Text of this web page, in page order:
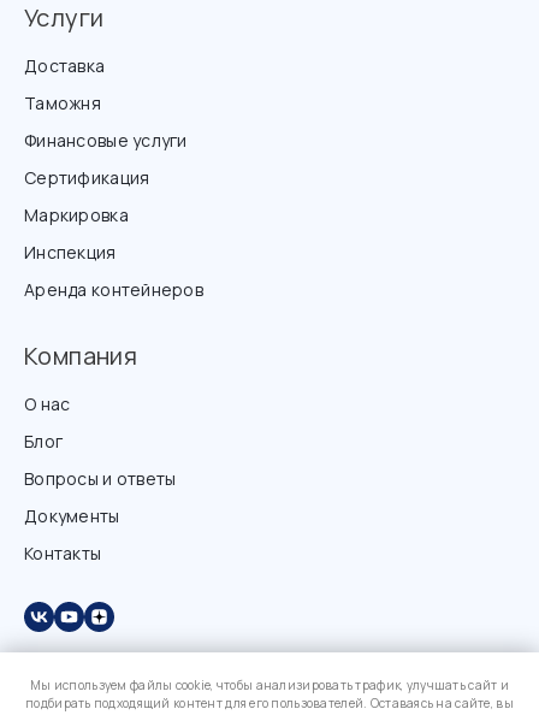
Услуги
Доставка
Таможня
Финансовые услуги
Сертификация
Маркировка
Инспекция
Аренда контейнеров
Компания
О нас
Блог
Вопросы и ответы
Документы
Контакты
Мы используем файлы cookie, чтобы анализировать трафик, улучшать сайт и
подбирать подходящий контент для его пользователей. Оставаясь на сайте, вы